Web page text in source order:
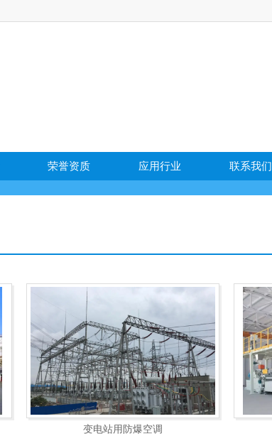
荣誉资质 应用行业 联系我们
变电站用防爆空调